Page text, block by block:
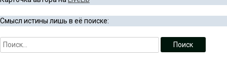
Смысл истины лишь в её поиске: